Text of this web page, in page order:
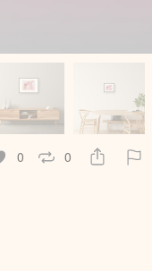
0 0